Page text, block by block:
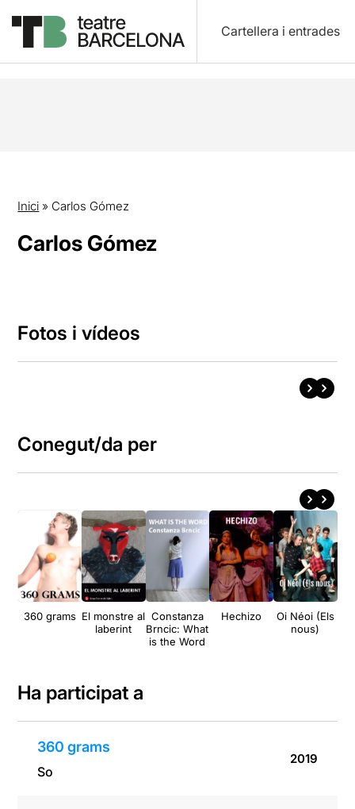
Cartellera i entrades
Inici » Carlos Gómez
Carlos Gómez
Fotos i vídeos
Conegut/da per
360 grams El monstre al
laberint
Constanza
Brncic: What
is the Word
Hechizo
Oi Néoi (Els
nous)
Ha participat a
360 grams
So
2019